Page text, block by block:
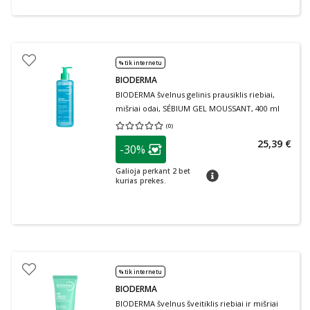
% tik internetu
BIODERMA
BIODERMA švelnus gelinis prausiklis riebiai,
mišriai odai, SÉBIUM GEL MOUSSANT, 400 ml
(0)
Vidutinis įvertinimas 0.00
patarimas
Lojalumo klubo narių nuolaida
-30%
Galioja perkant 2 bet
kurias prekes.
patarimas
25,39 €
% tik internetu
BIODERMA
BIODERMA švelnus šveitiklis riebiai ir mišriai